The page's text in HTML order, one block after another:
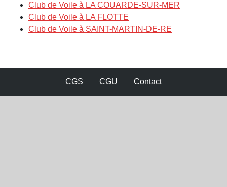
Club de Voile à LA COUARDE-SUR-MER
Club de Voile à LA FLOTTE
Club de Voile à SAINT-MARTIN-DE-RE
CGS CGU Contact